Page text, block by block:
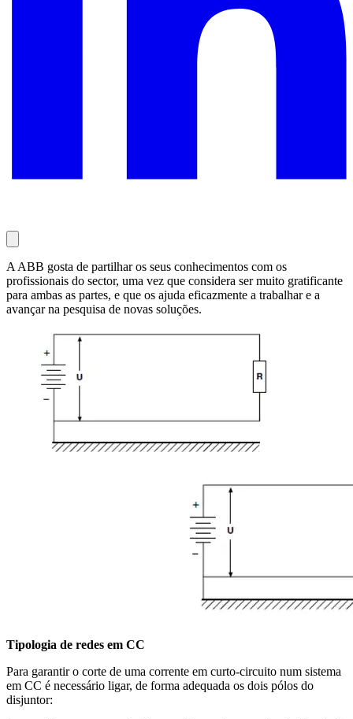
A ABB gosta de partilhar os seus conhecimentos com os
profissionais do sector, uma vez que considera ser muito gratificante
para ambas as partes, e que os ajuda eficazmente a trabalhar e a
avançar na pesquisa de novas soluções.
Tipologia de redes em CC
Para garantir o corte de uma corrente em curto-circuito num sistema
em CC é necessário ligar, de forma adequada os dois pólos do
disjuntor: